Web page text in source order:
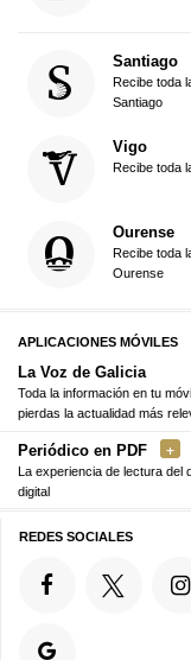
Santiago
Recibe toda
Santiago
Vigo
Recibe toda
Ourense
Recibe toda
Ourense
APLICACIONES MÓVILES
La Voz de Galicia
Toda la información en tu
pierdas la actualidad más
Periódico en PDF
La experiencia de lectura del
digital
REDES SOCIALES